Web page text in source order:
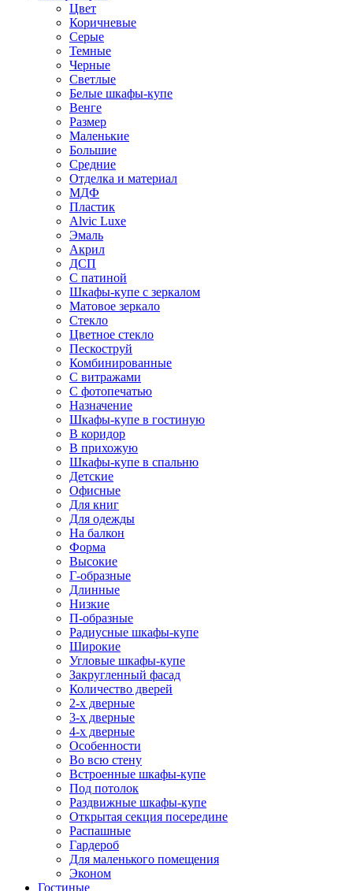
Цвет
Коричневые
Серые
Темные
Черные
Светлые
Белые шкафы-купе
Венге
Размер
Маленькие
Большие
Средние
Отделка и материал
МДФ
Пластик
Alvic Luxe
Эмаль
Акрил
ДСП
С патиной
Шкафы-купе с зеркалом
Матовое зеркало
Стекло
Цветное стекло
Пескоструй
Комбинированные
С витражами
С фотопечатью
Назначение
Шкафы-купе в гостиную
В коридор
В прихожую
Шкафы-купе в спальню
Детские
Офисные
Для книг
Для одежды
На балкон
Форма
Высокие
Г-образные
Длинные
Низкие
П-образные
Радиусные шкафы-купе
Широкие
Угловые шкафы-купе
Закругленный фасад
Количество дверей
2-х дверные
3-х дверные
4-х дверные
Особенности
Во всю стену
Встроенные шкафы-купе
Под потолок
Раздвижные шкафы-купе
Открытая секция посередине
Распашные
Гардероб
Для маленького помещения
Эконом
Гостиные